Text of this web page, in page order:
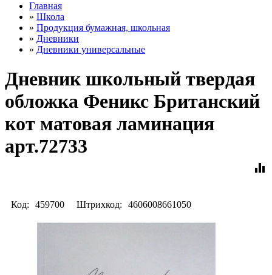
Главная
» Школа
» Продукция бумажная, школьная
» Дневники
» Дневники универсальные
Дневник школьный твердая
обложка Феникс Британский
кот матовая ламинация
арт.72733
equalizer
Код: 459700 Штрихкод: 4606008661050